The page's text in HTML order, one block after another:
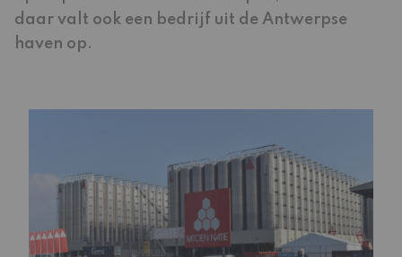
daar valt ook een bedrijf uit de Antwerpse
haven op.